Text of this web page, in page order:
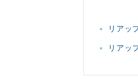
リアッ
リアッ